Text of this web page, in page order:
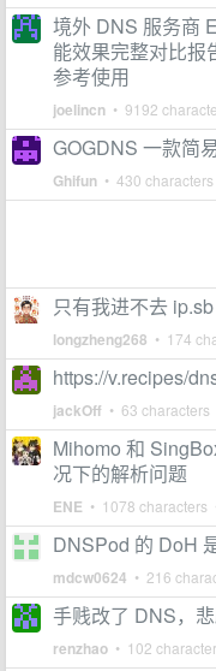
境外 DNS 服务商
能效果完整对比报
参考使用
joelincn • 9192
GOGDNS 一款简
Ghifun • 430
只有我进不去 ip.sb
longzheng268 • 174
https://v.recipes/
jackOff • 63
Mihomo 和
况下的解析问题
ENE • 1078 characters
DNSPod 的 DoH
mdcw0624 • 216
手贱改了 DNS，
renzhao • 102